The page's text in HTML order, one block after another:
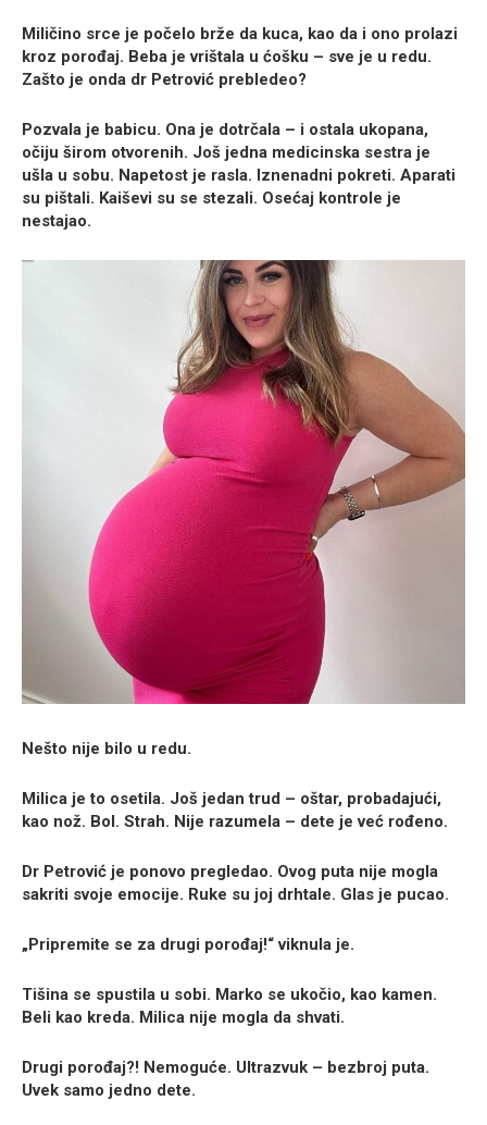
Miličino srce je počelo brže da kuca, kao da i ono prolazi
kroz porođaj. Beba je vrištala u ćošku – sve je u redu.
Zašto je onda dr Petrović prebledeo?
Pozvala je babicu. Ona je dotrčala – i ostala ukopana,
očiju širom otvorenih. Još jedna medicinska sestra je
ušla u sobu. Napetost je rasla. Iznenadni pokreti. Aparati
su pištali. Kaiševi su se stezali. Osećaj kontrole je
nestajao.
Nešto nije bilo u redu.
Milica je to osetila. Još jedan trud – oštar, probadajući,
kao nož. Bol. Strah. Nije razumela – dete je već rođeno.
Dr Petrović je ponovo pregledao. Ovog puta nije mogla
sakriti svoje emocije. Ruke su joj drhtale. Glas je pucao.
„Pripremite se za drugi porođaj!“ viknula je.
Tišina se spustila u sobi. Marko se ukočio, kao kamen.
Beli kao kreda. Milica nije mogla da shvati.
Drugi porođaj?! Nemoguće. Ultrazvuk – bezbroj puta.
Uvek samo jedno dete.